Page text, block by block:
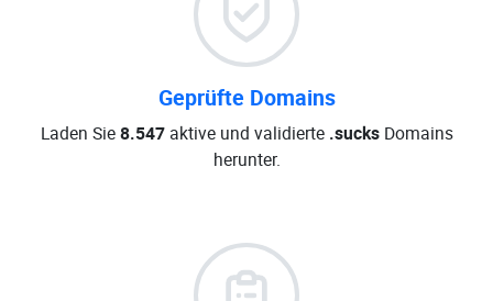
Geprüfte Domains
Laden Sie8.547aktive und validierte .sucksDomains
herunter.